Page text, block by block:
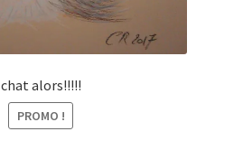
chat alors!!!!!
PROMO !